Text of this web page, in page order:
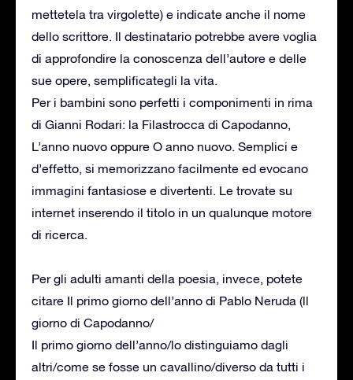
mettetela tra virgolette) e indicate anche il nome
dello scrittore. Il destinatario potrebbe avere voglia
di approfondire la conoscenza dell’autore e delle
sue opere, semplificategli la vita.
Per i bambini sono perfetti i componimenti in rima
di Gianni Rodari: la Filastrocca di Capodanno,
L’anno nuovo oppure O anno nuovo. Semplici e
d’effetto, si memorizzano facilmente ed evocano
immagini fantasiose e divertenti. Le trovate su
internet inserendo il titolo in un qualunque motore
di ricerca.
Per gli adulti amanti della poesia, invece, potete
citare Il primo giorno dell’anno di Pablo Neruda (ll
giorno di Capodanno/
Il primo giorno dell’anno/lo distinguiamo dagli
altri/come se fosse un cavallino/diverso da tutti i